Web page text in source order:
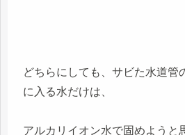
どちらにしても、サビた水道管
に入る水だけは、
アルカリイオン水で固めようと